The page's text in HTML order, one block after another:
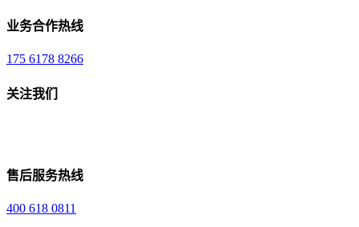
业务合作热线
175 6178 8266
关注我们
售后服务热线
400 618 0811